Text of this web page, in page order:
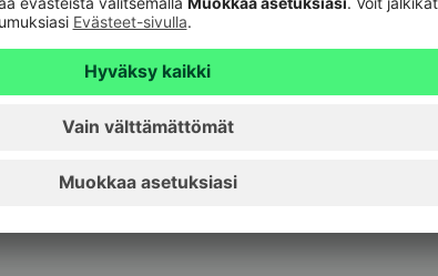
sitoutumaton järjestö, joka
tavoitteena on antaa
arkeen. Hope jakaa vähävaraisille
sekä lapsille ja nuorille